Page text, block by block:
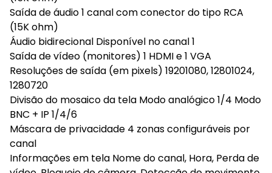
Saída de áudio 1 canal com conector do tipo RCA
(15K ohm)
Áudio bidirecional Disponível no canal 1
Saída de vídeo (monitores) 1 HDMI e 1 VGA
Resoluções de saída (em pixels) 19201080, 12801024,
1280720
Divisão do mosaico da tela Modo analógico 1/4 Modo
BNC + IP 1/4/6
Máscara de privacidade 4 zonas configuráveis por
canal
Informações em tela Nome do canal, Hora, Perda de